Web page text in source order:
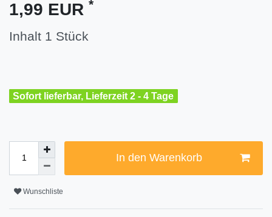
1,99 EUR *
Inhalt 1 Stück
Sofort lieferbar, Lieferzeit 2 - 4 Tage
In den Warenkorb
Wunschliste